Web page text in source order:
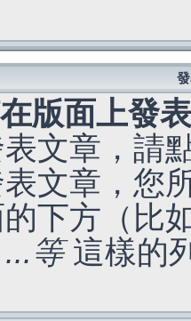
版面上發
文章，請
文章，您
下方（比
等這樣的